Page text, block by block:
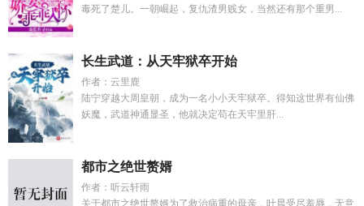
毒死了楚儿。一朝崛起，复仇渣男贱女，当然还有那个重男...
长生武道：从天牢狱卒开始
作者：云里鹿
陆宁穿越大周皇朝，成为一名小小天牢狱卒。得知这世界有仙佛
妖魔，武道神通显圣，他就决定苟在天牢里肝...
都市之绝世赘婿
作者：听云轩雨
关于都市之绝世赘婿为了救治病重的母亲，叶晨受尽羞辱，无意